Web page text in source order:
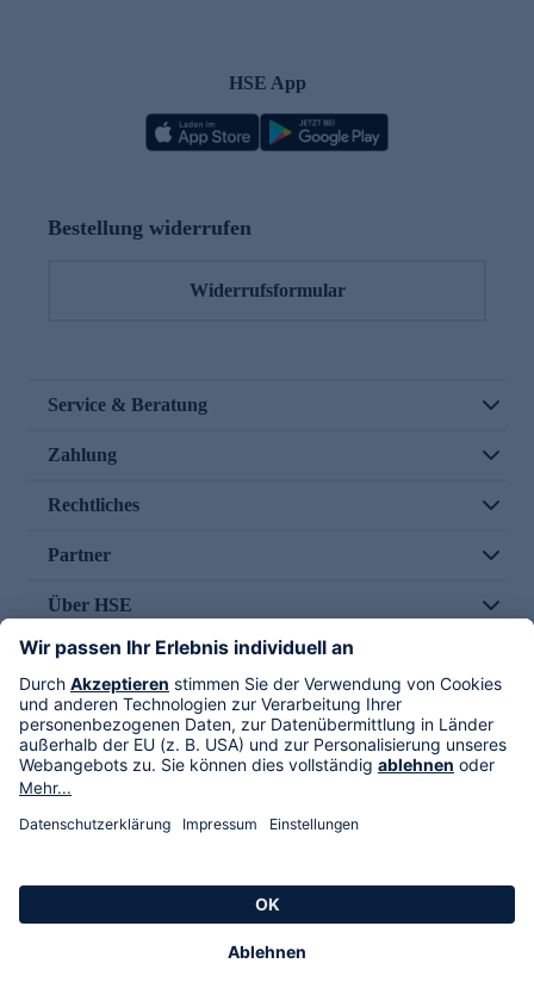
HSE App
Bestellung widerrufen
Widerrufsformular
Service & Beratung
Zahlung
Rechtliches
Partner
Über HSE
Im TV
HSE International